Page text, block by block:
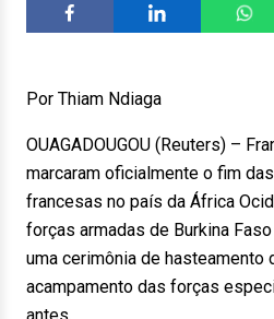
Por Thiam Ndiaga
OUAGADOUGOU (Reuters) –
marcaram oficialmente o fim
francesas no país da África
forças armadas de Burkina
uma cerimônia de hasteamento
acampamento das forças